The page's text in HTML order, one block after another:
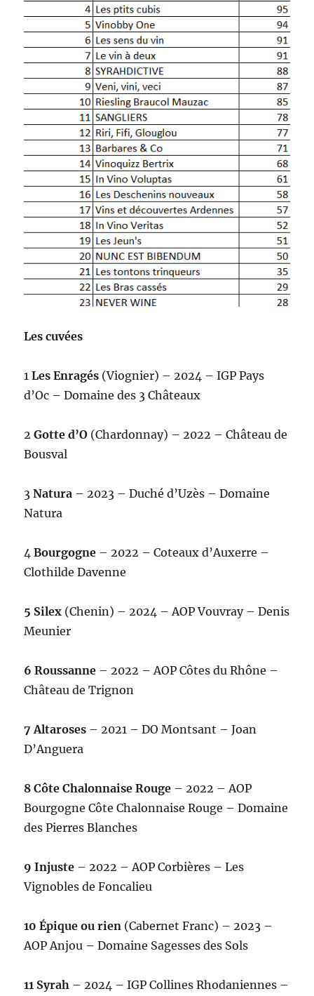
Les cuvées
1Les Enragés (Viognier) – 2024 – IGP Pays
d’Oc – Domaine des 3 Châteaux
2Gotte d’O (Chardonnay) – 2022 – Château de
Bousval
3Natura – 2023 – Duché d’Uzès – Domaine
Natura
4Bourgogne – 2022 – Coteaux d’Auxerre –
Clothilde Davenne
5 Silex (Chenin) – 2024 – AOP Vouvray – Denis
Meunier
6 Roussanne – 2022 – AOP Côtes du Rhône –
Château de Trignon
7 Altaroses – 2021 – DO Montsant – Joan
D’Anguera
8 Côte Chalonnaise Rouge – 2022 – AOP
Bourgogne Côte Chalonnaise Rouge – Domaine
des Pierres Blanches
9 Injuste – 2022 – AOP Corbières – Les
Vignobles de Foncalieu
10 Épique ou rien (Cabernet Franc) – 2023 –
AOP Anjou – Domaine Sagesses des Sols
11 Syrah – 2024 – IGP Collines Rhodaniennes –